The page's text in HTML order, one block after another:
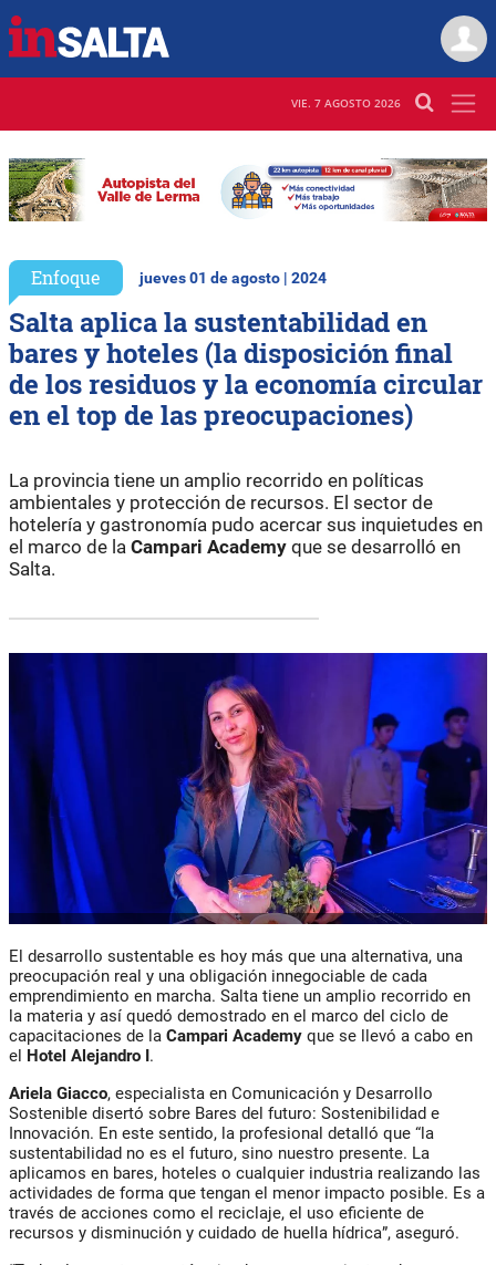
VIE. 7 AGOSTO 2026
Enfoque jueves 01 de agosto | 2024
Salta aplica la sustentabilidad en
bares y hoteles (la disposición final
de los residuos y la economía circular
en el top de las preocupaciones)
La provincia tiene un amplio recorrido en políticas
ambientales y protección de recursos. El sector de
hotelería y gastronomía pudo acercar sus inquietudes en
el marco de la Campari Academy que se desarrolló en
Salta.
El desarrollo sustentable es hoy más que una alternativa, una
preocupación real y una obligación innegociable de cada
emprendimiento en marcha. Salta tiene un amplio recorrido en
la materia y así quedó demostrado en el marco del ciclo de
capacitaciones de la Campari Academy que se llevó a cabo en
el Hotel Alejandro I.
Ariela Giacco, especialista en Comunicación y Desarrollo
Sostenible disertó sobre Bares del futuro: Sostenibilidad e
Innovación. En este sentido, la profesional detalló que “la
sustentabilidad no es el futuro, sino nuestro presente. La
aplicamos en bares, hoteles o cualquier industria realizando las
actividades de forma que tengan el menor impacto posible. Es a
través de acciones como el reciclaje, el uso eficiente de
recursos y disminución y cuidado de huella hídrica”, aseguró.